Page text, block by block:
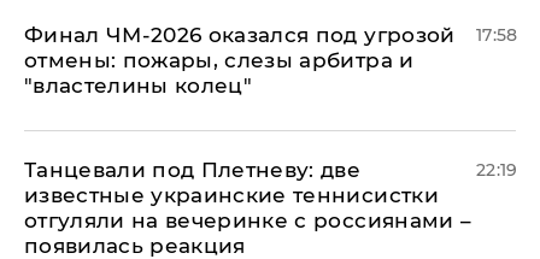
Финал ЧМ-2026 оказался под угрозой
отмены: пожары, слезы арбитра и
"властелины колец"
17:58
Танцевали под Плетневу: две
известные украинские теннисистки
отгуляли на вечеринке с россиянами –
появилась реакция
22:19